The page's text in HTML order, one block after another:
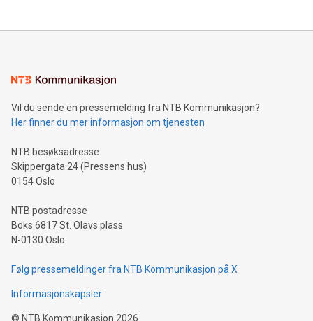
Vil du sende en pressemelding fra NTB Kommunikasjon?
Her finner du mer informasjon om tjenesten
NTB besøksadresse
Skippergata 24 (Pressens hus)
0154 Oslo
NTB postadresse
Boks 6817 St. Olavs plass
N-0130 Oslo
Følg pressemeldinger fra NTB Kommunikasjon på X
Informasjonskapsler
© NTB Kommunikasjon 2026